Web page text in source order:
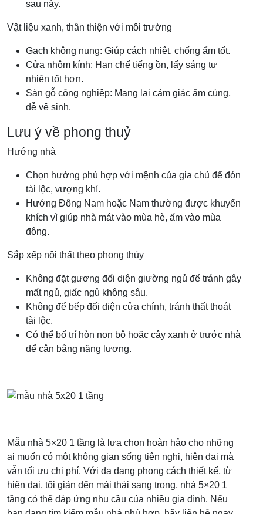
sau này.
Vật liệu xanh, thân thiện với môi trường
Gạch không nung: Giúp cách nhiệt, chống ẩm tốt.
Cửa nhôm kính: Hạn chế tiếng ồn, lấy sáng tự
nhiên tốt hơn.
Sàn gỗ công nghiệp: Mang lại cảm giác ấm cúng,
dễ vệ sinh.
Lưu ý về phong thuỷ
Hướng nhà
Chọn hướng phù hợp với mệnh của gia chủ để đón
tài lộc, vượng khí.
Hướng Đông Nam hoặc Nam thường được khuyến
khích vì giúp nhà mát vào mùa hè, ấm vào mùa
đông.
Sắp xếp nội thất theo phong thủy
Không đặt gương đối diện giường ngủ để tránh gây
mất ngủ, giấc ngủ không sâu.
Không để bếp đối diện cửa chính, tránh thất thoát
tài lộc.
Có thể bố trí hòn non bộ hoặc cây xanh ở trước nhà
để cân bằng năng lượng.
Mẫu nhà 5×20 1 tầng là lựa chọn hoàn hảo cho những
ai muốn có một không gian sống tiện nghi, hiện đại mà
vẫn tối ưu chi phí. Với đa dạng phong cách thiết kế, từ
hiện đại, tối giản đến mái thái sang trọng, nhà 5×20 1
tầng có thể đáp ứng nhu cầu của nhiều gia đình. Nếu